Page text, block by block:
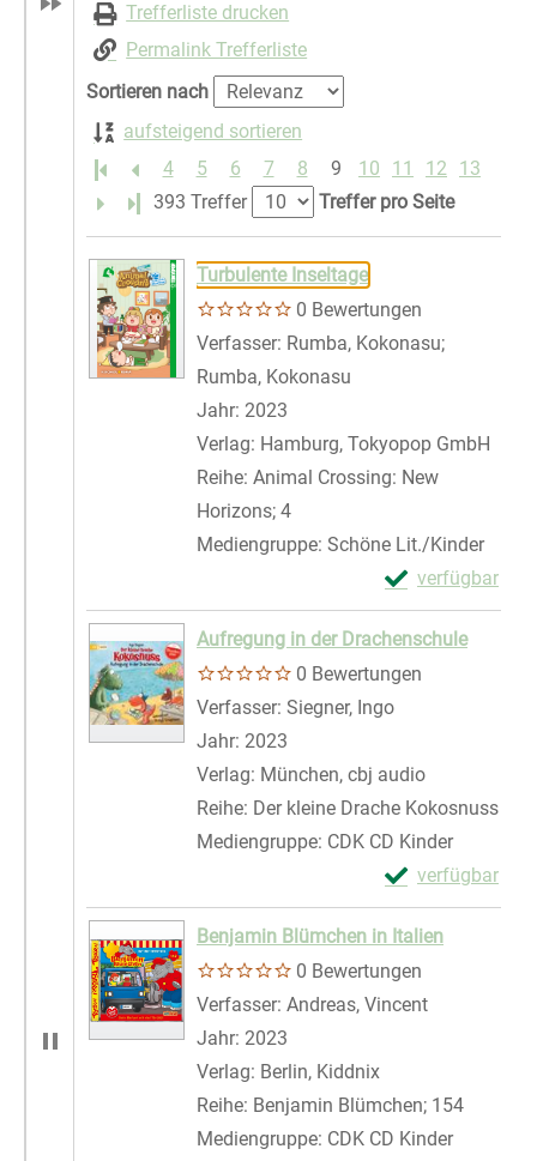
Trefferliste drucken
Permalink Trefferliste
Sortieren nach
aufsteigend sortieren
4
5 6 7 8 9 10 11 12 13
Letzte Seite
393 Treffer Treffer pro Seite
Suchergebnis
Zu den Suchfiltern springen
Turbulente Inseltage
0 Bewertungen
Verfasser: Rumba, Kokonasu;
Rumba, Kokonasu
Jahr: 2023
Verlag: Hamburg, Tokyopop GmbH
Reihe: Animal Crossing: New
Horizons; 4
Mediengruppe: Schöne Lit./Kinder
verfügbar
Exemplar-
Zum Download
Aufregung in der Drachenschule
0 Bewertungen
Verfasser: Siegner, Ingo
Jahr: 2023
Verlag: München, cbj audio
Reihe: Der kleine Drache Kokosnuss
Mediengruppe: CDK CD Kinder
verfügbar
Exemplar-
Zum Download
Benjamin Blümchen in Italien
0 Bewertungen
Verfasser: Andreas, Vincent
Jahr: 2023
Verlag: Berlin, Kiddnix
Reihe: Benjamin Blümchen; 154
Mediengruppe: CDK CD Kinder